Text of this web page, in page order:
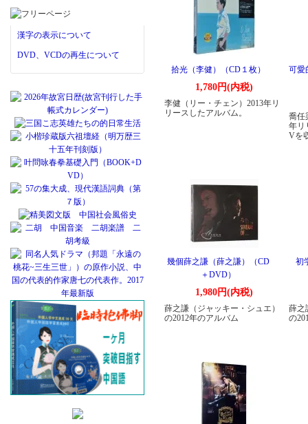
漢字の表示について
DVD、VCDの再生について
拾光（李健）（CD１枚）
1,780円(内税)
李健（リー・チェン）2013年リ
リースしたアルバム。
可愛
喬任
年リ
Vを
幾個薛之謙（薛之謙）（CD
＋DVD）
1,980円(内税)
薛之謙（ジャッキー・シュエ）
の2012年のアルバム
初
薛之
の